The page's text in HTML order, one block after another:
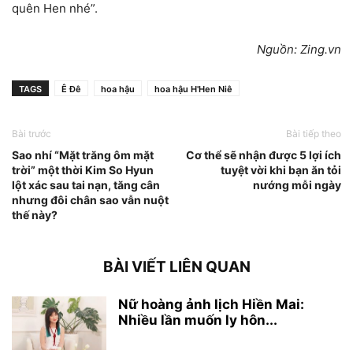
quên Hen nhé”.
Nguồn: Zing.vn
TAGS Ê Đê hoa hậu hoa hậu H'Hen Niê
Bài trước
Sao nhí “Mặt trăng ôm mặt
trời” một thời Kim So Hyun
lột xác sau tai nạn, tăng cân
nhưng đôi chân sao vẫn nuột
thế này?
Bài tiếp theo
Cơ thể sẽ nhận được 5 lợi ích
tuyệt vời khi bạn ăn tỏi
nướng mỗi ngày
BÀI VIẾT LIÊN QUAN
Nữ hoàng ảnh lịch Hiền Mai:
Nhiều lần muốn ly hôn...